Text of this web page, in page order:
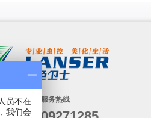
24小时服务热线
员不在
我们会